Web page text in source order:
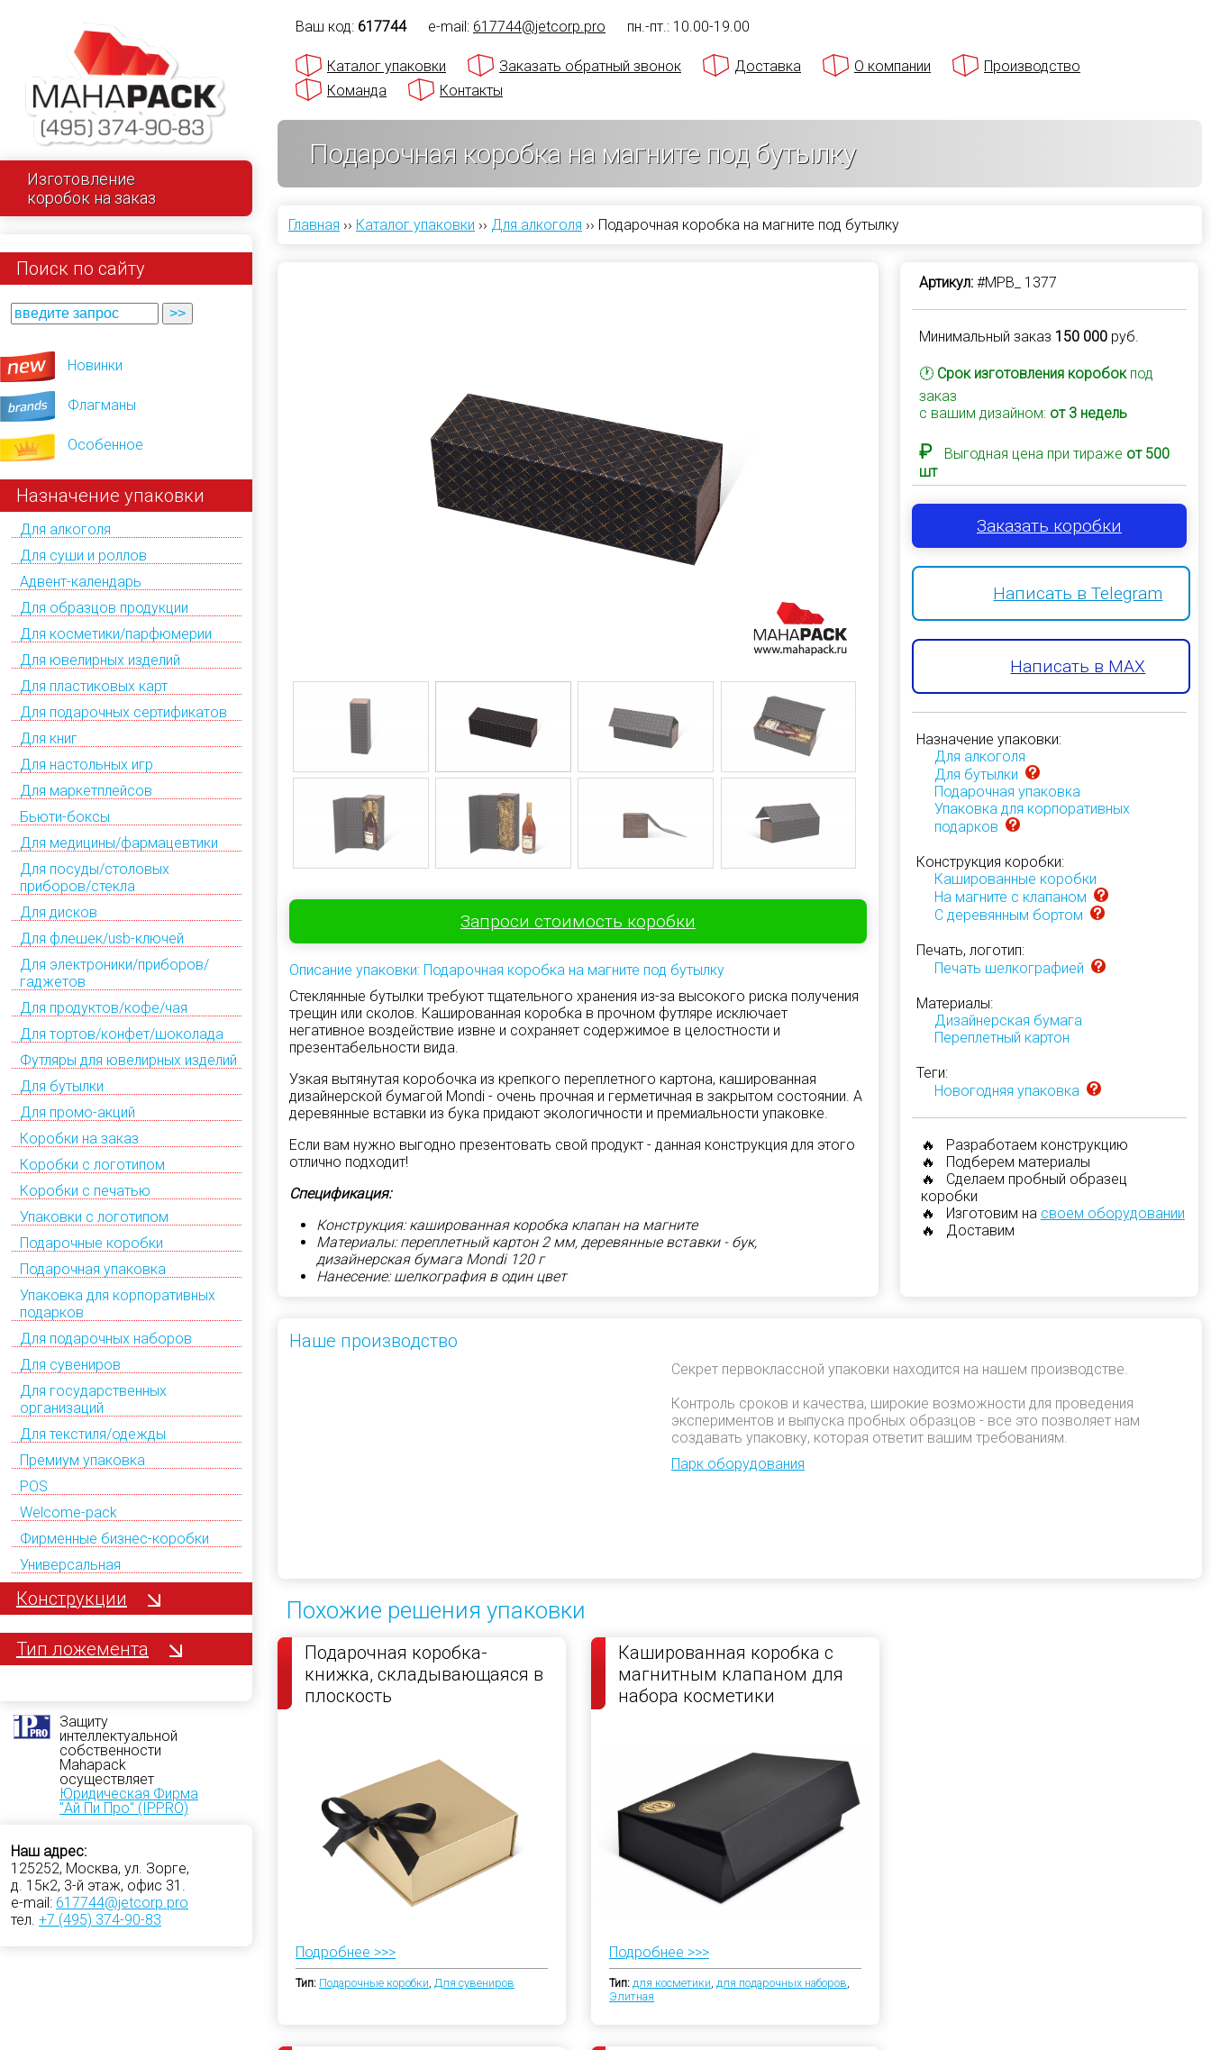
Изготовление
коробок на заказ
Поиск по сайту
Новинки
Флагманы
Особенное
Назначение упаковки
Для алкоголя
Для суши и роллов
Адвент-календарь
Для образцов продукции
Для косметики/парфюмерии
Для ювелирных изделий
Для пластиковых карт
Для подарочных сертификатов
Для книг
Для настольных игр
Для маркетплейсов
Бьюти-боксы
Для медицины/фармацевтики
Для посуды/столовых
приборов/стекла
Для дисков
Для флешек/usb-ключей
Для электроники/приборов/
гаджетов
Для продуктов/кофе/чая
Для тортов/конфет/шоколада
Футляры для ювелирных изделий
Для бутылки
Для промо-акций
Коробки на заказ
Коробки с логотипом
Коробки с печатью
Упаковки с логотипом
Подарочные коробки
Подарочная упаковка
Упаковка для корпоративных
подарков
Для подарочных наборов
Для сувениров
Для государственных
организаций
Для текстиля/одежды
Премиум упаковка
POS
Welcome-pack
Фирменные бизнес-коробки
Универсальная
Конструкции
Тип ложемента
Защиту
интеллектуальной
собственности
Mahapack
осуществляет
Юридическая Фирма
"Ай Пи Про" (IPPRO)
Наш адрес:
125252, Москва, ул. Зорге,
д. 15к2, 3-й этаж, офис 31.
e-mail: 617744@jetcorp.pro
тел. +7 (495) 374-90-83
Ваш код: 617744 e-mail: 617744@jetcorp.pro пн.-пт.: 10.00-19.00
Каталог упаковки Заказать обратный звонок Доставка О компании
Производство
Команда
Контакты
Подарочная коробка на магните под бутылку
Главная ›› Каталог упаковки ›› Для алкоголя ›› Подарочная коробка на магните под бутылку
Запроси стоимость коробки
Описание упаковки: Подарочная коробка на магните под бутылку
Стеклянные бутылки требуют тщательного хранения из-за высокого риска получения
трещин или сколов. Кашированная коробка в прочном футляре исключает
негативное воздействие извне и сохраняет содержимое в целостности и
презентабельности вида.
Узкая вытянутая коробочка из крепкого переплетного картона, кашированная
дизайнерской бумагой Mondi - очень прочная и герметичная в закрытом состоянии. А
деревянные вставки из бука придают экологичности и премиальности упаковке.
Если вам нужно выгодно презентовать свой продукт - данная конструкция для этого
отлично подходит!
Спецификация:
Конструкция: кашированная коробка клапан на магните
Материалы: переплетный картон 2 мм, деревянные вставки - бук,
дизайнерская бумага Mondi 120 г
Нанесение: шелкография в один цвет
Артикул:#MPB_ 1377
Минимальный заказ 150 000руб.
🕐 Срок изготовления коробокпод
заказ
с вашим дизайном: от 3 недель
₽ Выгодная цена при тираже от 500
шт
Заказать коробки
Написать в Telegram
Написать в MAX
Назначение упаковки:
Для алкоголя
Для бутылки
Подарочная упаковка
Упаковка для корпоративных
подарков
Конструкция коробки:
Кашированные коробки
На магните с клапаном
С деревянным бортом
Печать, логотип:
Печать шелкографией
Материалы:
Дизайнерская бумага
Переплетный картон
Теги:
Новогодняя упаковка
🔥 Разработаем конструкцию
🔥 Подберем материалы
🔥 Сделаем пробный образец
коробки
🔥 Изготовим на своем оборудовании
🔥 Доставим
Наше производство
Секрет первоклассной упаковки находится на нашем производстве.
Контроль сроков и качества, широкие возможности для проведения
экспериментов и выпуска пробных образцов - все это позволяет нам
создавать упаковку, которая ответит вашим требованиям.
Парк оборудования
Похожие решения упаковки
Подарочная коробка-
книжка, складывающаяся в
плоскость
Подробнее >>>
Тип: Подарочные коробки, Для сувениров
Кашированная коробка с
магнитным клапаном для
набора косметики
Подробнее >>>
Тип: для косметики, для подарочных наборов,
Элитная